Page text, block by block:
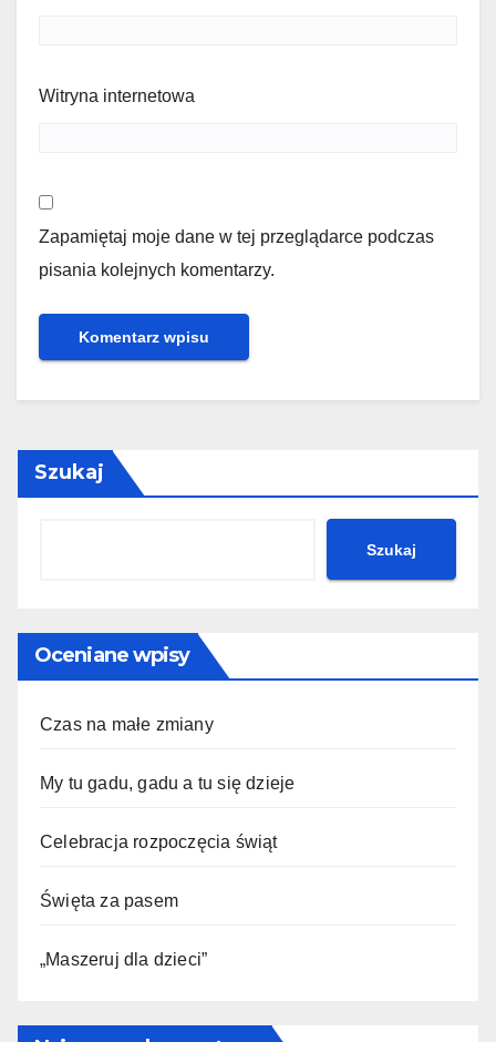
Witryna internetowa
Zapamiętaj moje dane w tej przeglądarce podczas
pisania kolejnych komentarzy.
Szukaj
Szukaj
Oceniane wpisy
Czas na małe zmiany
My tu gadu, gadu a tu się dzieje
Celebracja rozpoczęcia świąt
Święta za pasem
„Maszeruj dla dzieci”